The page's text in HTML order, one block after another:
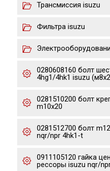
Трансмиссия isuzu
Фильтра isuzu
0280608160 болт
4hg1/4hk1 isuzu
0281510200 болт
m10x20
0281512700 болт
nqr/npr 4hk1-t
0911105120 гайка
рессоры isuzu nqr/